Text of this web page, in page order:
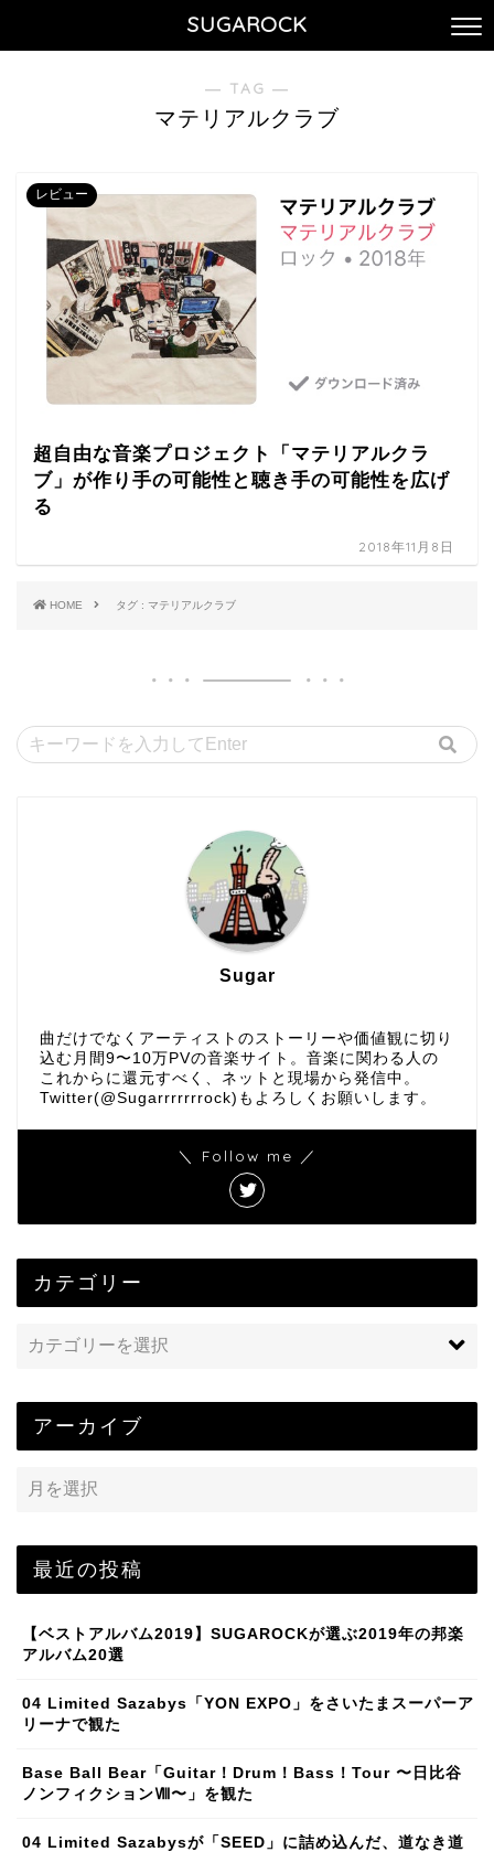
SUGAROCK
― TAG ―
マテリアルクラブ
レビュー
超自由な音楽プロジェクト「マテリアルクラ
ブ」が作り手の可能性と聴き手の可能性を広げ
る
2018年11月8日
HOME タグ : マテリアルクラブ
Sugar
曲だけでなくアーティストのストーリーや価値観に切り
込む月間9〜10万PVの音楽サイト。音楽に関わる人の
これからに還元すべく、ネットと現場から発信中。
Twitter(@Sugarrrrrrrock)もよろしくお願いします。
＼ Follow me ／
カテゴリー
アーカイブ
最近の投稿
【ベストアルバム2019】SUGAROCKが選ぶ2019年の邦楽
アルバム20選
04 Limited Sazabys「YON EXPO」をさいたまスーパーア
リーナで観た
Base Ball Bear「Guitar！Drum！Bass！Tour 〜日比谷
ノンフィクションⅧ〜」を観た
04 Limited Sazabysが「SEED」に詰め込んだ、道なき道